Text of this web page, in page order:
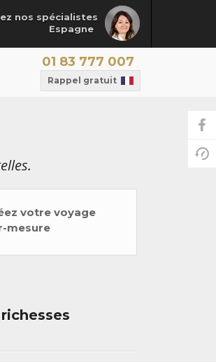
nos spécialistes
Espagne
01 83 777 007
Rappel gratuit
votre voyage
mesure